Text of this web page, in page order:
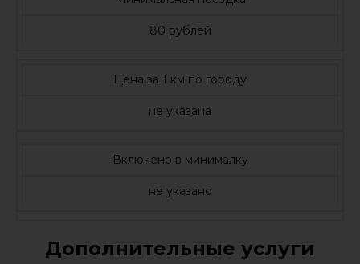
80 рублей
Цена за 1 км по городу
не указана
Включено в минималку
не указано
Дополнительные услуги